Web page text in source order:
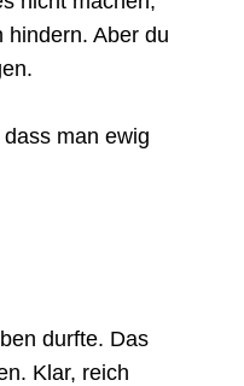
hindern. Aber du
man ewig
durfte. Das
Klar, reich